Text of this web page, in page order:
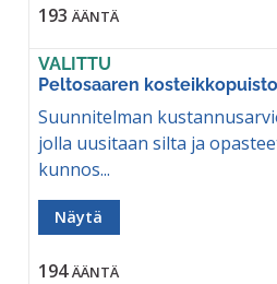
193 ÄÄNTÄ
VALITTU
Peltosaaren
Suunnitelman
jolla uusitaan silta ja
kunnos...
Näytä
194ÄÄNTÄ